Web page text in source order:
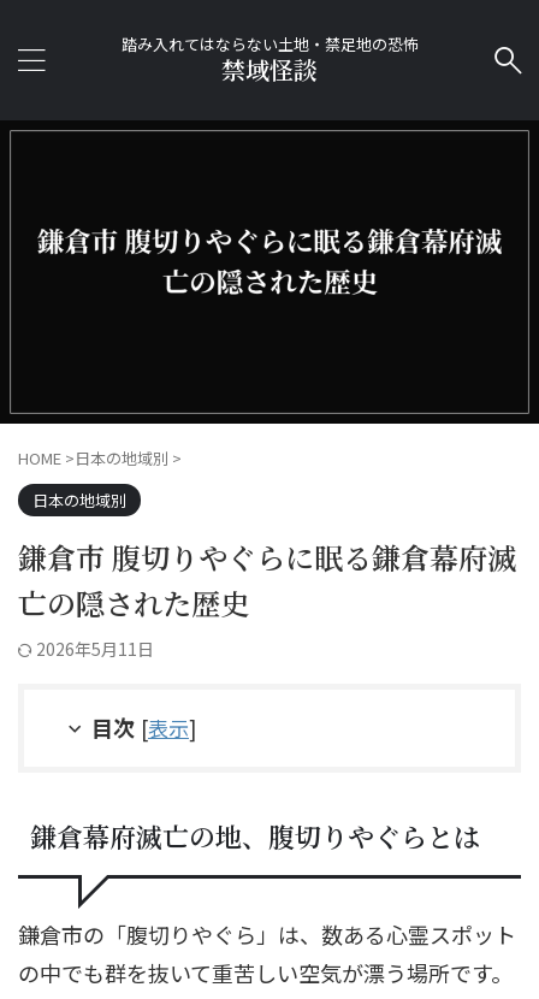
踏み入れてはならない土地・禁足地の恐怖
禁域怪談
HOME >日本の地域別 >
日本の地域別
鎌倉市 腹切りやぐらに眠る鎌倉幕府滅
亡の隠された歴史
2026年5月11日
目次 [表示]
鎌倉幕府滅亡の地、腹切りやぐらとは
鎌倉市の「腹切りやぐら」は、数ある心霊スポット
の中でも群を抜いて重苦しい空気が漂う場所です。